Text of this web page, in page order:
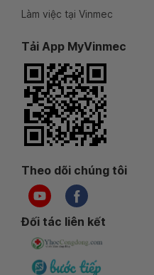
Làm việc tại Vinmec
Tải App MyVinmec
Theo dõi chúng tôi
Đối tác liên kết